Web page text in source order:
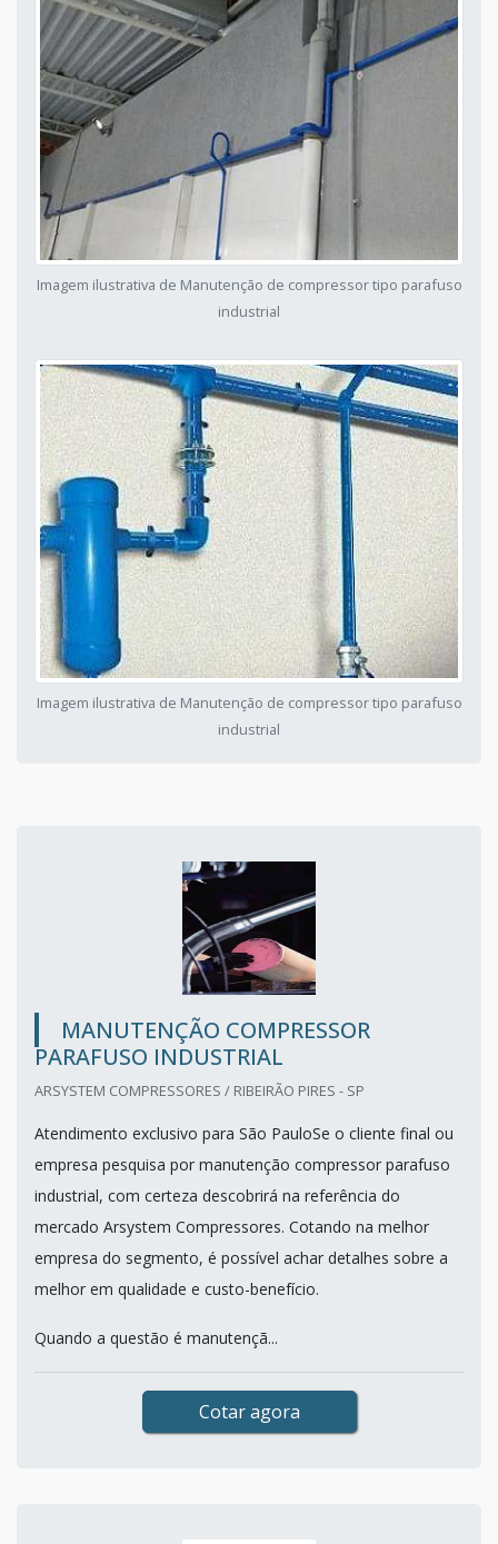
Imagem ilustrativa de Manutenção de compressor tipo parafuso
industrial
Imagem ilustrativa de Manutenção de compressor tipo parafuso
industrial
MANUTENÇÃO COMPRESSOR
PARAFUSO INDUSTRIAL
ARSYSTEM COMPRESSORES / RIBEIRÃO PIRES - SP
Atendimento exclusivo para São PauloSe o cliente final ou
empresa pesquisa por manutenção compressor parafuso
industrial, com certeza descobrirá na referência do
mercado Arsystem Compressores. Cotando na melhor
empresa do segmento, é possível achar detalhes sobre a
melhor em qualidade e custo-benefício.
Quando a questão é manutençã...
Cotar agora